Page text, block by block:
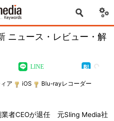
ニュース・レビュー・解
LINE
ア iOS
Blu-rayレコーダー
業者CEOが退任 元Sling Media社